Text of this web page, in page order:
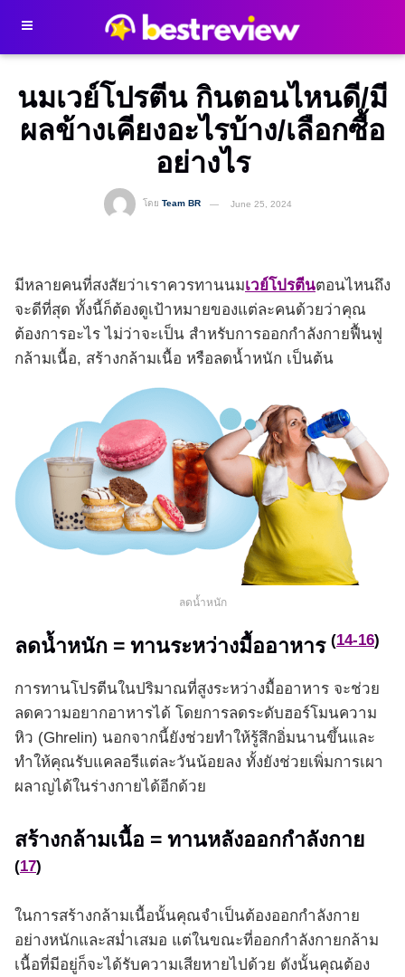
นมเวย์โปรตีน กินตอนไหนดี/มี
ผลข้างเคียงอะไรบ้าง/เลือกซื้อ
อย่างไร
โดย Team BR June 25, 2024
มีหลายคนที่สงสัยว่าเราควรทานนมเวย์โปรตีนตอนไหนถึง
จะดีที่สุด ทั้งนี้ก็ต้องดูเป้าหมายของแต่ละคนด้วยว่าคุณ
ต้องการอะไร ไม่ว่าจะเป็น สำหรับการออกกำลังกายฟื้นฟู
กล้ามเนื้อ, สร้างกล้ามเนื้อ หรือลดน้ำหนัก เป็นต้น
ลดน้ำหนัก
ลดน้ำหนัก = ทานระหว่างมื้ออาหาร (14-16)
การทานโปรตีนในปริมาณที่สูงระหว่างมื้ออาหาร จะช่วย
ลดความอยากอาหารได้ โดยการลดระดับฮอร์โมนความ
หิว (Ghrelin) นอกจากนี้ยังช่วยทำให้รู้สึกอิ่มนานขึ้นและ
ทำให้คุณรับแคลอรีแต่ละวันน้อยลง ทั้งยังช่วยเพิ่มการเผา
ผลาญได้ในร่างกายได้อีกด้วย
สร้างกล้ามเนื้อ = ทานหลังออกกำลังกาย
(17)
ในการสร้างกล้ามเนื้อนั้นคุณจำเป็นต้องออกกำลังกาย
อย่างหนักและสม่ำเสมอ แต่ในขณะที่ออกกำลังกายกล้าม
เนื้อที่มีอยู่ก็จะได้รับความเสียหายไปด้วย ดังนั้นคุณต้อง